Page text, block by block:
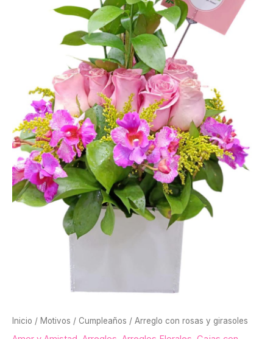
Inicio / Motivos / Cumpleaños / Arreglo con rosas y girasoles